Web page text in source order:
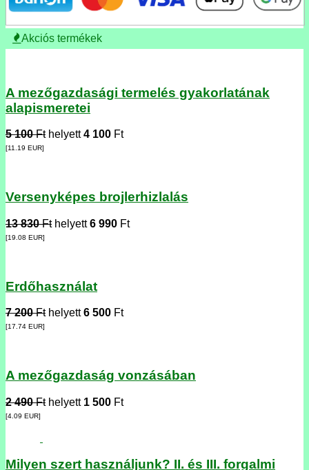
Akciós termékek
A mezőgazdasági termelés gyakorlatának
alapismeretei
5 100 Fthelyett4 100 Ft
[11.19 EUR]
Versenyképes brojlerhizlalás
13 830 Fthelyett6 990 Ft
[19.08 EUR]
Erdőhasználat
7 200 Fthelyett6 500 Ft
[17.74 EUR]
A mezőgazdaság vonzásában
2 490 Fthelyett 1 500 Ft
[4.09 EUR]
Milyen szert használjunk? II. és III. forgalmi